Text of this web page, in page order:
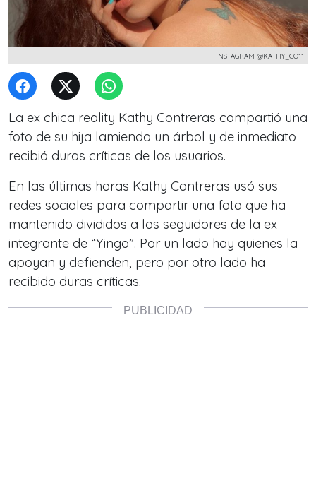
INSTAGRAM @KATHY_CO11
La ex chica reality Kathy Contreras compartió una
foto de su hija lamiendo un árbol y de inmediato
recibió duras críticas de los usuarios.
En las últimas horas Kathy Contreras usó sus
redes sociales para compartir una foto que ha
mantenido divididos a los seguidores de la ex
integrante de “Yingo”. Por un lado hay quienes la
apoyan y defienden, pero por otro lado ha
recibido duras críticas.